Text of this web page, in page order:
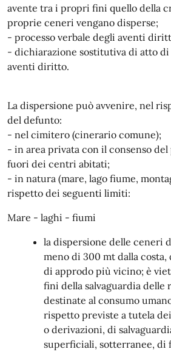
avente tra i propri fini quello della
proprie ceneri vengano disperse;
- processo verbale degli aventi
- dichiarazione sostitutiva di atto
aventi diritto.
La dispersione può avvenire, nel
del defunto:
- nel cimitero (cinerario comune);
- in area privata con il consenso
fuori dei centri abitati;
- in natura (mare, lago fiume,
rispetto dei seguenti limiti:
Mare - laghi - fiumi
la dispersione delle ceneri
meno di 300 mt dalla costa,
di approdo più vicino; è
fini della salvaguardia delle
destinate al consumo
rispetto previste a tutela
o derivazioni, di
superficiali, sotterranee, di